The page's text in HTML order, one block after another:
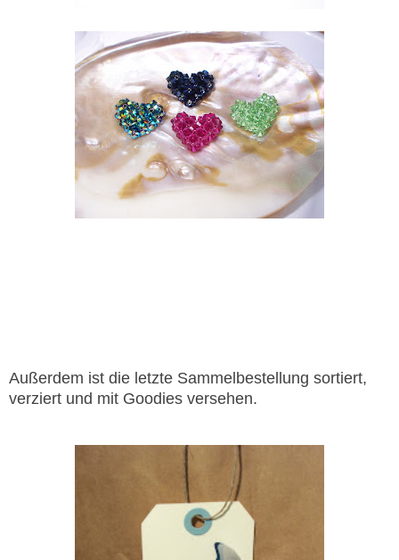
Außerdem ist die letzte Sammelbestellung sortiert,
verziert und mit Goodies versehen.